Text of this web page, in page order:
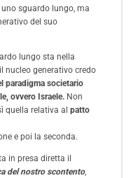
sguardo lungo, ma
del suo
lungo sta nella
nucleo generativo credo
paradigma societario
ovvero Israele. Non
quella relativa al patto
e poi la seconda.
in presa diretta il
del nostro scontento,